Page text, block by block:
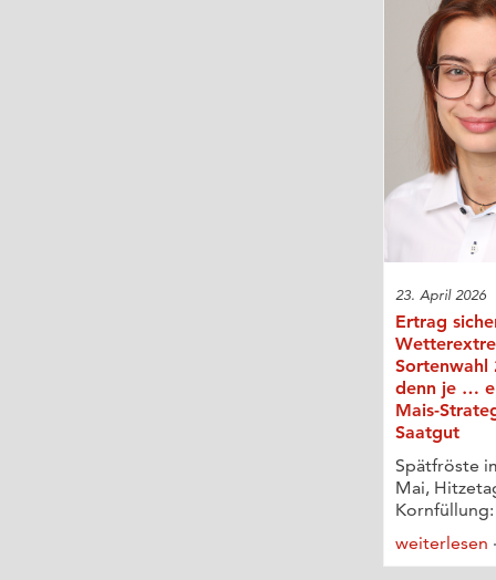
23. April 2026
Ertrag
Sortenwahl
denn je …
Mais-
Saatgut
Spätfröste
Mai,
weiterlesen